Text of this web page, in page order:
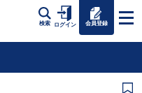
検索 ログイン 会員登録